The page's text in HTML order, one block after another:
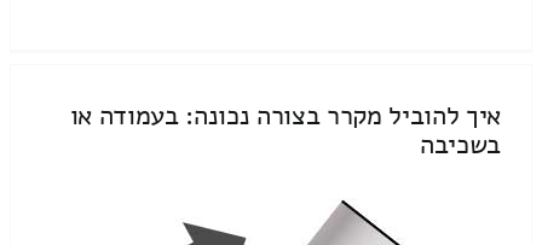
איך להוביל מקרר בצורה נכונה: בעמודה או
בשכיבה